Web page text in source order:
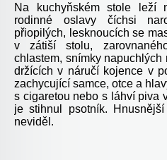
Na kuchyňském stole leží
rodinné oslavy číchsi
přiopilých, lesknoucích se
v zátiší stolu,
chlastem, snímky napuchlých
držících v náručí kojence v
zachycující samce, otce a
s cigaretou nebo s láhví piva
je stihnul psotník.
neviděl.